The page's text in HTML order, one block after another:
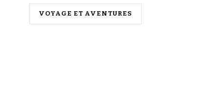
VOYAGE ET AVENTURES